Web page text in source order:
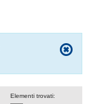
Elementi trovati: